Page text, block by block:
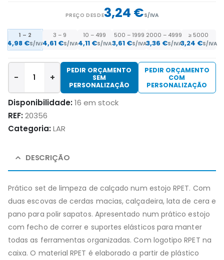
PREÇO DESDE3,24 €S/IVA
1 – 2
4,98 €S/IVA
3 – 9
4,61 €S/IVA
10 – 499
4,11 €S/IVA
500 – 1999
3,61 €S/IVA
2000 – 4999
3,36 €S/IVA
≥ 5000
3,24 €S/IVA
- +
PEDIR ORÇAMENTO
SEM
PERSONALIZAÇÃO
PEDIR ORÇAMENTO
COM
PERSONALIZAÇÃO
Disponibilidade:16 em stock
REF:20356
Categoria:LAR
DESCRIÇÃO
Prático set de limpeza de calçado num estojo RPET. Com
duas escovas de cerdas macias, calçadeira, lata de cera e
pano para polir sapatos. Apresentado num prático estojo
com fecho de correr e suportes elásticos para manter
todas as ferramentas organizadas. Com logotipo RPET na
caixa. O material RPET é elaborado a partir de plástico